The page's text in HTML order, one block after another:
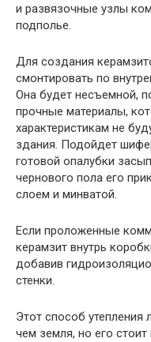
и развязочные узлы
подполье.
Для создания
смонтировать по
Она будет несъемной,
прочные материалы,
характеристикам не
здания. Подойдет
готовой опалубки
чернового пола его
слоем и минватой.
Если проложенные
керамзит внутрь
добавив
стенки.
Этот способ утепления
чем земля, но его